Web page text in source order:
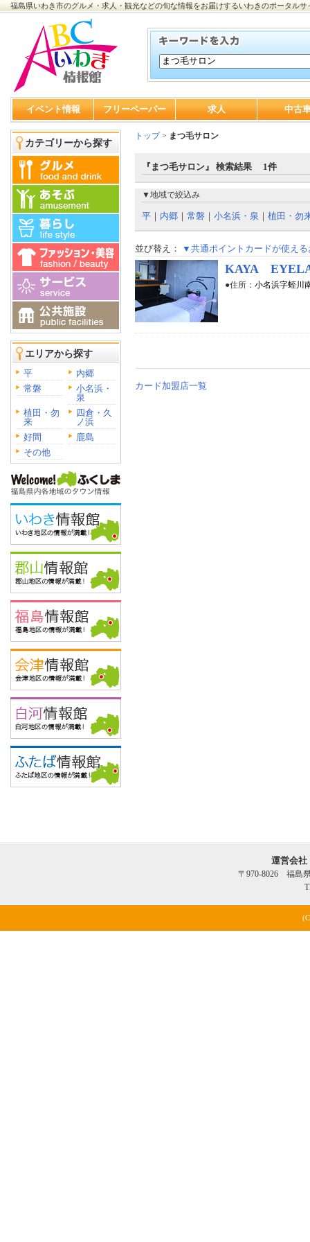
福島県いわき市のグルメ・求人・観光などの旬な情報をお届けするいわきのポータルサ
イベント情報 フリーペーパー 求人 中古
カテゴリーから探す
エリアから探す
平
内郷
常磐
小名浜・
泉
植田・勿
来
四倉・久
ノ浜
好間
鹿島
その他
トップ> まつ毛サロン
『まつ毛サロン』 検索結果 1件
▼地域で絞込み
平 ｜ 内郷 ｜ 常磐 ｜ 小名浜・泉 ｜ 植田・勿
並び替え： ▼共通ポイントカードが使える
KAYA
●住所： 小名浜字蛭川
カード加盟店一覧
運営会
〒970-8026 福島